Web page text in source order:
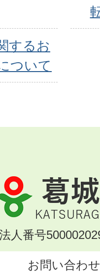
するお
ついて
葛
市
人番号
お問い合わせ